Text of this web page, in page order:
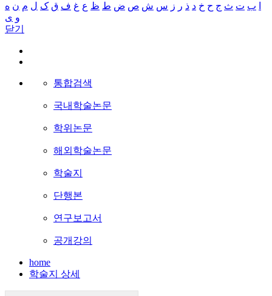
ب ت ث ج ح خ د ذ ر ز س ش ص ض ط ظ ع غ ف ق ک ل م ن ه
و ی
닫기
통합검색
국내학술논문
학위논문
해외학술논문
학술지
단행본
연구보고서
공개강의
home
학술지 상세